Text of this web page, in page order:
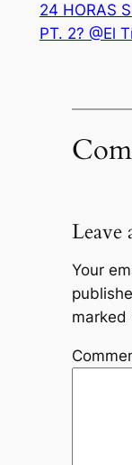
24 HORAS
PT. 2? @El
Leave
Your
marked